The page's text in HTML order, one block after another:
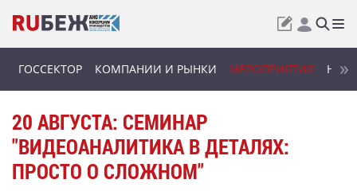
ГОССЕКТОР КОМПАНИИ И РЫНКИ МЕРОПРИЯТИЯ
20 АВГУСТА: СЕМИНАР
"ВИДЕОАНАЛИТИКА В ДЕТАЛЯХ:
ПРОСТО О СЛОЖНОМ"